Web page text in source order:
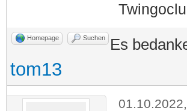
Homepage Suchen Es
tom13